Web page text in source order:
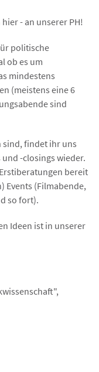
- an unserer PH!
politische
ob es um
mindestens
(meistens eine 6
sind
sind, findet ihr uns
-closings wieder.
bereit
Events (Filmabende,
so fort).
Ideen ist in unserer